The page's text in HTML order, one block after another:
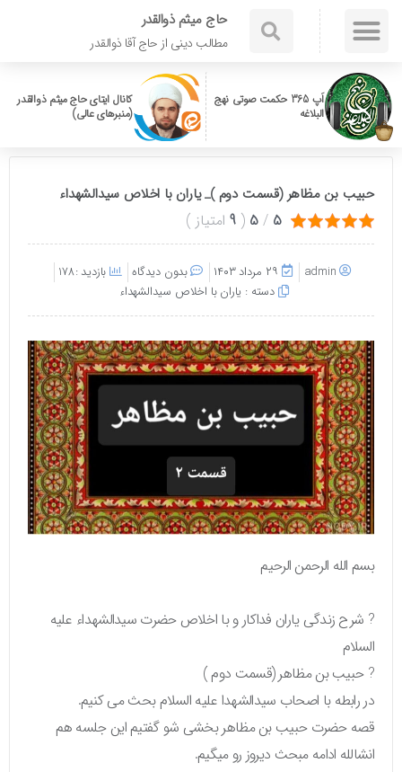
حاج میثم ذوالقدر
مطالب دینی از حاج آقا ذوالقدر
اَپ 365 حکمت صوتی نهج
البلاغه
کانال ایتای حاج میثم ذوالقدر
(منبرهای عالی)
حبیب بن مظاهر (قسمت دوم )_ یاران با اخلاص سیدالشهداء
5
/
5
(
9 امتیاز)
admin ۲۹ مرداد ۱۴۰۳ بدون دیدگاه
بازدید :178
دسته :یاران با اخلاص سیدالشهداء
بسم الله الرحمن الرحیم
? شرح زندگی یاران فداکار و با اخلاص حضرت سیدالشهداء علیه
السلام
? حبیب بن مظاهر (قسمت دوم )
در رابطه با اصحاب سیدالشهدا علیه السلام بحث می کنیم.
قصه حضرت حبیب بن مظاهر بخشی شو گفتیم این جلسه هم
انشالله ادامه مبحث دیروز رو میگیم.